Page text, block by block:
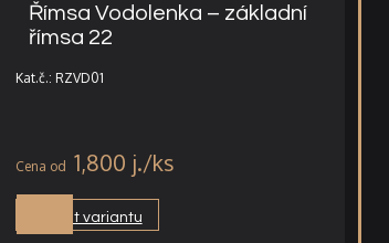
Římsa Vodolenka – základní
římsa 22
Kat.č.: RZVD01
1,800 j.
Vybrat variantu